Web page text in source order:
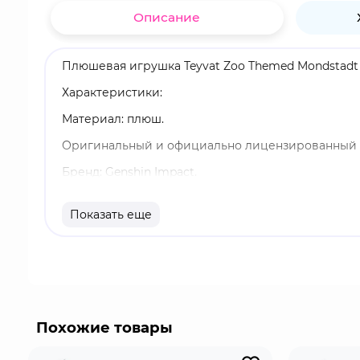
Описание
Плюшевая игрушка Teyvat Zoo Themed
Характеристики:
Материал: плюш.
Оригинальный и официально лицензированный
Бренд: Genshin Impact.
маленькими хиличурлами, так и с грозными
Показать еще
Похожие товары